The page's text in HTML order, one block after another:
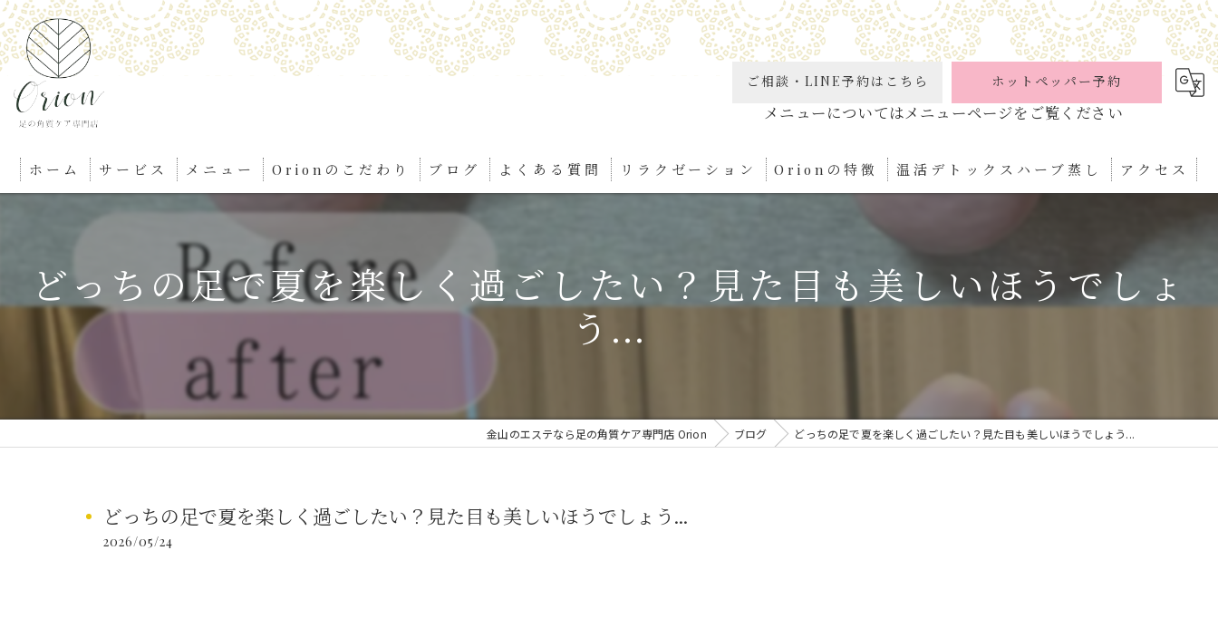
ご相談・LINE予約はこちら ホットペッパー予約
ホーム サービス メニュー Orionのこだわり ブログ よくある質問 リラクゼーション Orionの特徴
リンパ
温活デトックスハーブ蒸し アクセス
どっちの足で夏を楽しく過ごしたい？見た目も美しいほうでしょ
う...
金山のエステなら足の角質ケア専門店 Orion ブログ どっちの足で夏を楽しく過ごしたい？見た目も美しいほうでしょう...
どっちの足で夏を楽しく過ごしたい？見た目も美しいほうでしょう...
2026/05/24